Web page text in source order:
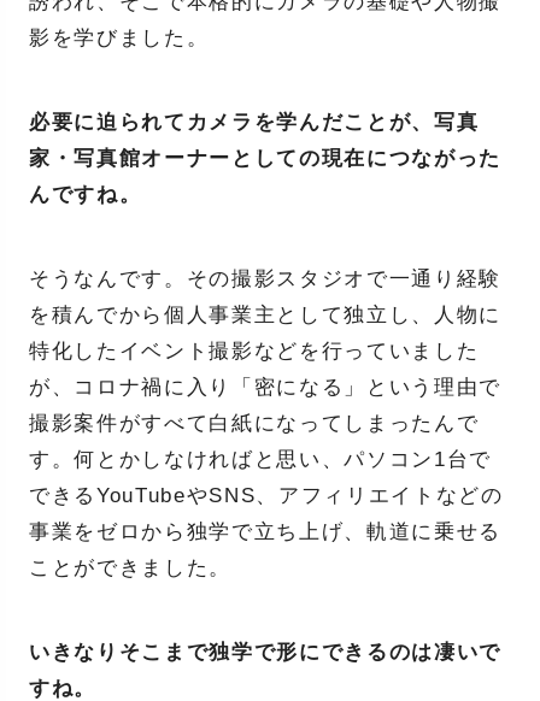
影を学びました。
必要に迫られてカメラを学んだことが、写真
家・写真館オーナーとしての現在につながった
んですね。
そうなんです。その撮影スタジオで一通り経験
を積んでから個人事業主として独立し、人物に
特化したイベント撮影などを行っていました
が、コロナ禍に入り「密になる」という理由で
撮影案件がすべて白紙になってしまったんで
す。何とかしなければと思い、パソコン1台で
できるYouTubeやSNS、アフィリエイトなどの
事業をゼロから独学で立ち上げ、軌道に乗せる
ことができました。
いきなりそこまで独学で形にできるのは凄いで
すね。